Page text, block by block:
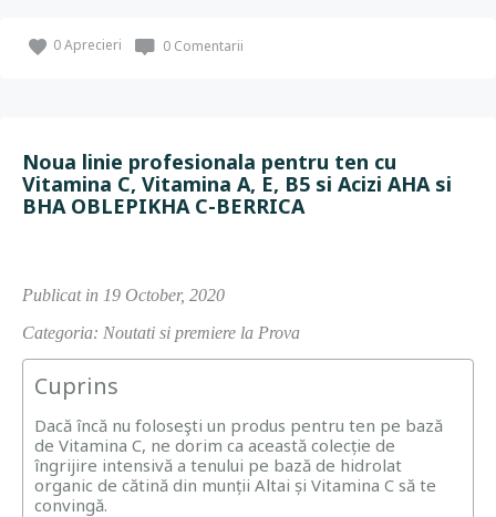
0Aprecieri 0 Comentarii
Noua linie profesionala pentru ten cu
Vitamina C, Vitamina A, E, B5 si Acizi AHA si
BHA OBLEPIKHA C-BERRICA
Publicat in 19 October, 2020
Categoria: Noutati si premiere la Prova
Cuprins
Dacă încă nu foloseşti un produs pentru ten pe bază
de Vitamina C, ne dorim ca această colecție de
îngrijire intensivă a tenului pe bază de hidrolat
organic de cătină din munții Altai și Vitamina C să te
convingă.